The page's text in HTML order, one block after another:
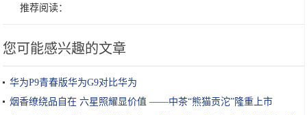
推荐阅读：
您可能感兴趣的文章
华为P9青春版华为G9对比华为
烟香缭绕品自在 六星照耀显价值 ——中茶“熊猫贡沱”隆重上市